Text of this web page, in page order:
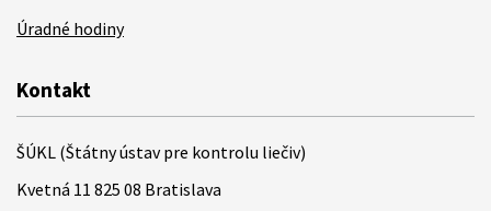
Úradné hodiny
Kontakt
ŠÚKL (Štátny ústav pre kontrolu liečiv)
Kvetná 11 825 08 Bratislava